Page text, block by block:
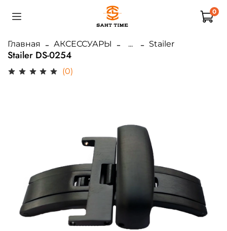
0
Главная АКСЕССУАРЫ ... Stailer
Stailer DS-0254
(0)